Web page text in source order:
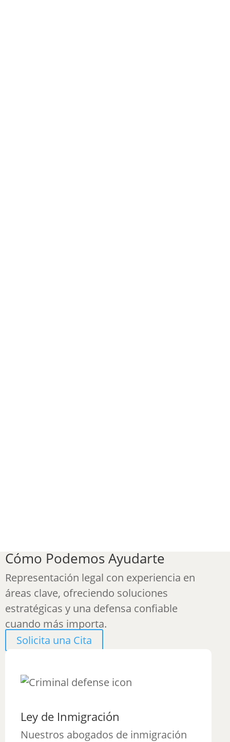
Cómo Podemos Ayudarte
Representación legal con experiencia en
áreas clave, ofreciendo soluciones
estratégicas y una defensa confiable
cuando más importa.
Solicita una Cita
Ley de Inmigración
Nuestros abogados de inmigración